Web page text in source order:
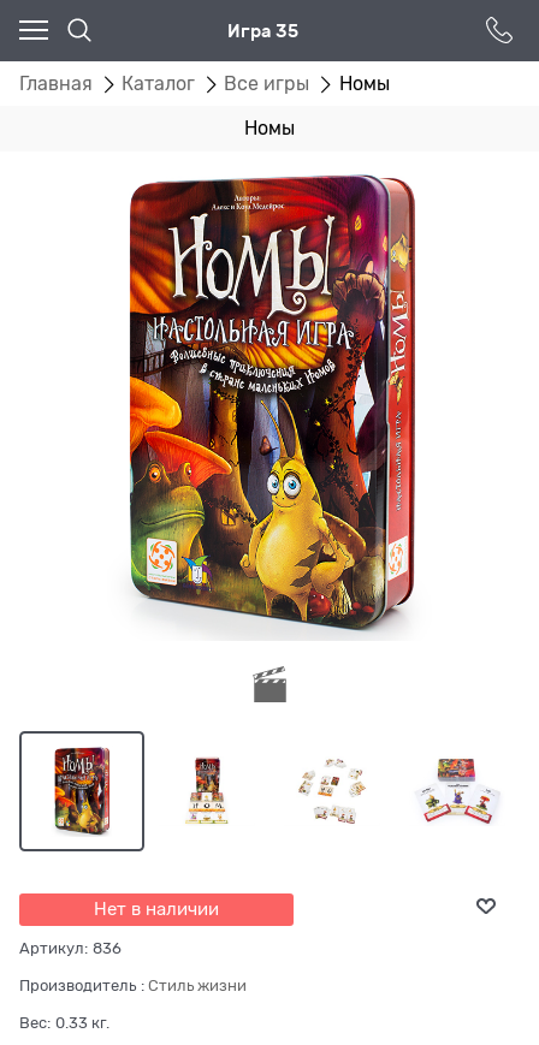
Игра 35
Главная Каталог Все игры Номы
Номы
Нет в наличии
Артикул: 836
Производитель : Стиль жизни
Вес: 0.33 кг.